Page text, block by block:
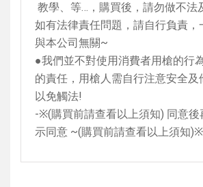
教學、等…，購買後，請勿做不法
如有法律責任問題，請自行負責，
與本公司無關~
●我們並不對使用消費者用槍的行
的責任，用槍人需自行注意安全及
以免觸法!
-※(購買前請查看以上須知) 同意後
示同意 ~(購買前請查看以上須知)※